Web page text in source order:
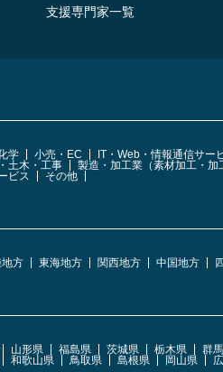
支援専門家一覧
学 小売・EC IT・Web・情報通信サー
土木・工事 製造・加工業（素材加工・加
ビス その他
方 東海地方 関西地方 中国地方
山形県 福島県 茨城県 栃木県 群
和歌山県 鳥取県 島根県 岡山県